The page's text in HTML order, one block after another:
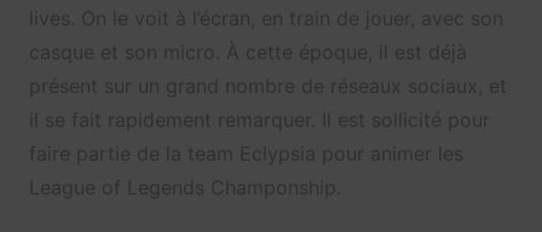
lives. On le voit à l’écran, en train de jouer, avec son
casque et son micro. À cette époque, il est déjà
présent sur un grand nombre de réseaux sociaux, et
il se fait rapidement remarquer. Il est sollicité pour
faire partie de la team Eclypsia pour animer les
League of Legends Champonship.